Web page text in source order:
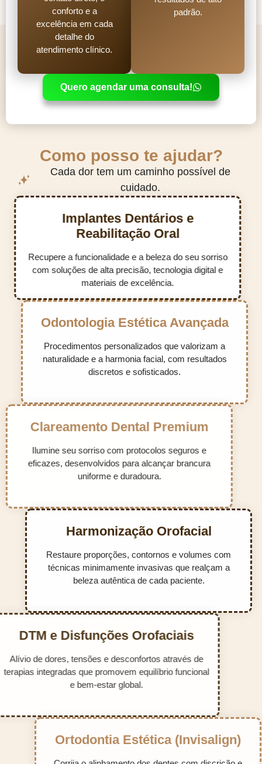
conforto e a
excelência em cada
detalhe do
atendimento clínico.
padrão.
Quero agendar uma consulta!
Como posso te ajudar?
Cada dor tem um caminho possível de
cuidado.
Implantes Dentários e
Reabilitação Oral
Recupere a funcionalidade e a beleza do seu sorriso
com soluções de alta precisão, tecnologia digital e
materiais de excelência.
Odontologia Estética Avançada
Procedimentos personalizados que valorizam a
naturalidade e a harmonia facial, com resultados
discretos e sofisticados.
Clareamento Dental Premium
Ilumine seu sorriso com protocolos seguros e
eficazes, desenvolvidos para alcançar brancura
uniforme e duradoura.
Harmonização Orofacial
Restaure proporções, contornos e volumes com
técnicas minimamente invasivas que realçam a
beleza autêntica de cada paciente.
DTM e Disfunções Orofaciais
Alívio de dores, tensões e desconfortos através de
terapias integradas que promovem equilíbrio funcional
e bem-estar global.
Ortodontia Estética (Invisalign)